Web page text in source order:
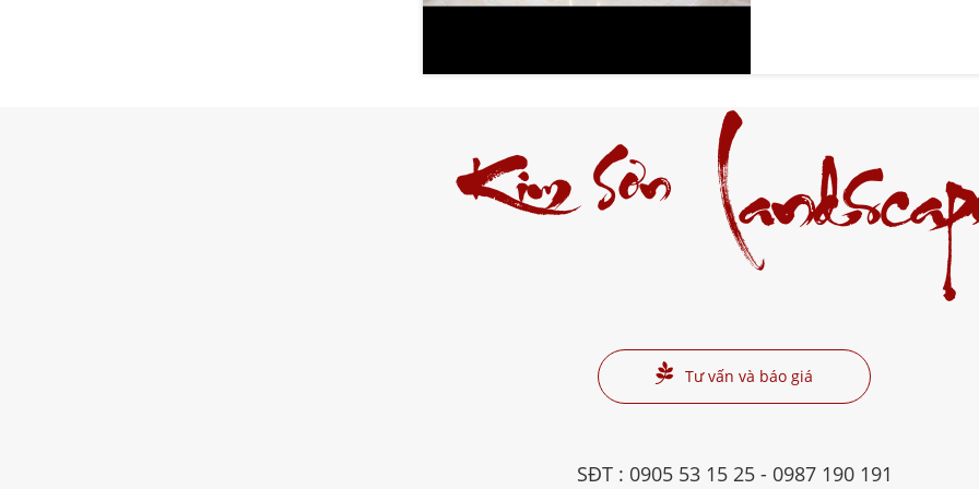
Kim Sơn
Tư vấn và báo giá
SĐT : 0905 53 15 25- 0987 190 191